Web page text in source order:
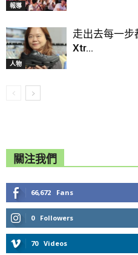
報導
人物
走出去每一步
Xtr...
關注我們
66,672 Fans
0 Followers
70 Videos